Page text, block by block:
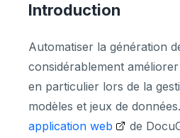
Introduction
Automatiser la génération
considérablement
en particulier lors de la
modèles et jeux de
application web
de